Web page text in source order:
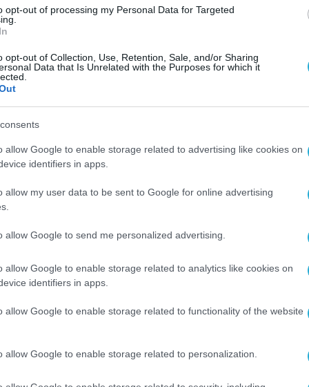
opt-out of processing my Personal Data for Targeted
opt-out of Collection, Use, Retention, Sale, and/or Sharing
Data that Is Unrelated with the Purposes for which it
allow Google to enable storage related to advertising like cookies on
identifiers in apps.
allow my user data to be sent to Google for online advertising
allow Google to send me personalized advertising.
allow Google to enable storage related to analytics like cookies on
identifiers in apps.
allow Google to enable storage related to functionality of the website
allow Google to enable storage related to personalization.
μέσα,
του μεταφερόταν πάνω σε όχημα,
ασφαλείας.
της πομπής, καταγράφηκαν έντονες
πλήθους με αντιαμερικανικά και αντιδυτικά
επίσης σκηνές με καύση
πολιτικών μηνυμάτων κατά ηγετών των
σε ένα ιδιαίτερα φορτισμένο κλίμα.
να ελέγξουν την πυκνότητα του
ακόμη και εκτοξευτήρες
ζέστης που επικρατούσε στην
αναμένεται να συνεχιστεί τις επόμενες
καθεστώς να επιχειρεί να αναδείξει τη
ως ένδειξη εθνικής ενότητας σε μια